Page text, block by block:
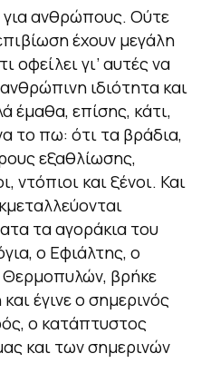
για ανθρώπους. Ούτε
έχουν μεγάλη
οφείλει γι’ αυτές να
ιδιότητα και
έμαθα, επίσης, κάτι,
το πω: ότι τα βράδια,
εξαθλίωσης,
ντόπιοι και ξένοι. Και
τα αγοράκια του
ο Εφιάλτης, ο
βρήκε
έγινε ο σημερινός
ο κατάπτυστος
και των σημερινών